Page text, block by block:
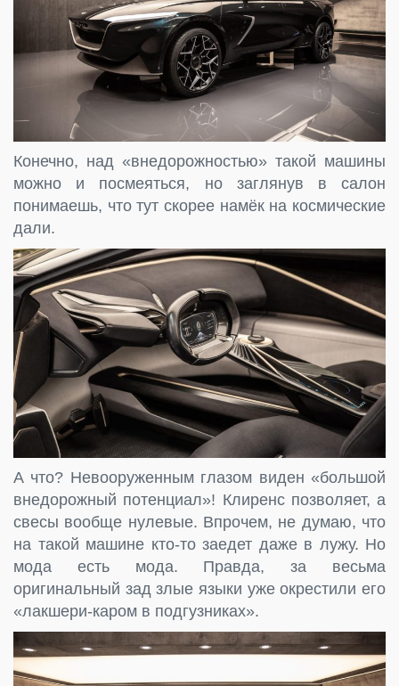
Конечно, над «внедорожностью» такой машины
можно и посмеяться, но заглянув в салон
понимаешь, что тут скорее намёк на космические
дали.
А что? Невооруженным глазом виден «большой
внедорожный потенциал»! Клиренс позволяет, а
свесы вообще нулевые. Впрочем, не думаю, что
на такой машине кто-то заедет даже в лужу. Но
мода есть мода. Правда, за весьма
оригинальный зад злые языки уже окрестили его
«лакшери-каром в подгузниках».